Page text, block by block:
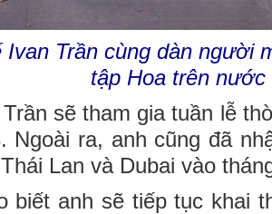
Ivan Trần cùng dàn người
tập Hoa trên nước
sẽ tham gia tuần lễ
Ngoài ra, anh cũng đã
Lan và Dubai vào
biết anh sẽ tiếp tục khai